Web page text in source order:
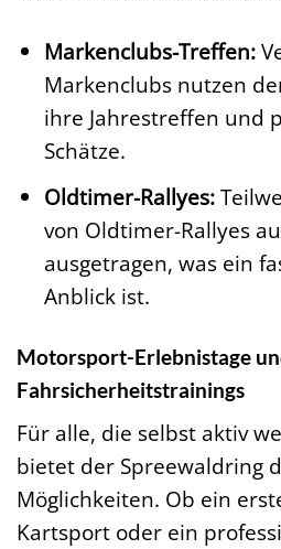
Markenclubs-Treffen:
Markenclubs nutzen
ihre Jahrestreffen und
Schätze.
Oldtimer-Rallyes:
von Oldtimer-Rallyes
ausgetragen, was ein
Anblick ist.
Motorsport-Erlebnistage
Fahrsicherheitstrainings
Für alle, die selbst aktiv
bietet der Spreewaldring
Möglichkeiten. Ob ein
Kartsport oder ein